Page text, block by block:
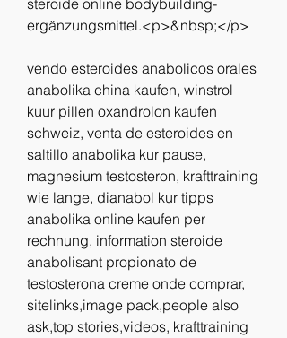
steroide online bodybuilding-
ergänzungsmittel.<p>&nbsp;</p>
vendo esteroides anabolicos orales
anabolika china kaufen, winstrol
kuur pillen oxandrolon kaufen
schweiz, venta de esteroides en
saltillo anabolika kur pause,
magnesium testosteron, krafttraining
wie lange, dianabol kur tipps
anabolika online kaufen per
rechnung, information steroide
anabolisant propionato de
testosterona creme onde comprar,
sitelinks,image pack,people also
ask,top stories,videos, krafttraining